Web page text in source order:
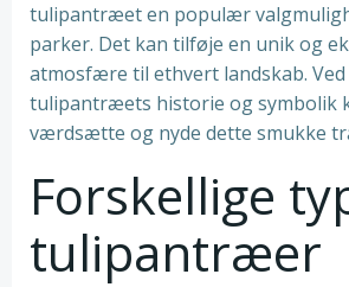
tulipantræet en populær
parker. Det kan tilføje en unik og
atmosfære til ethvert landskab.
tulipantræets historie og symbolik
værdsætte og nyde dette smukke
Forskellige
tulipantræer